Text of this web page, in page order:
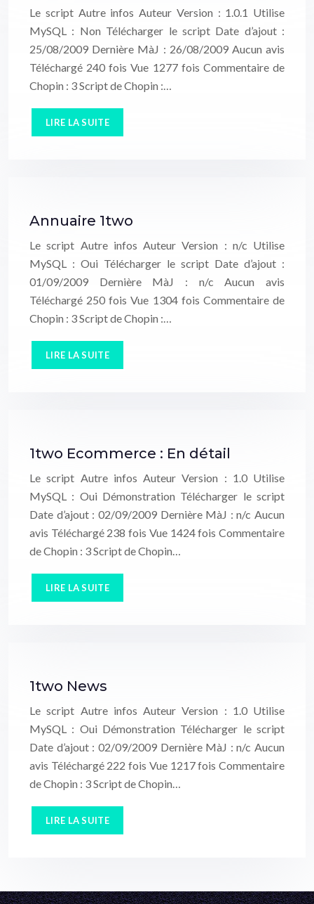
Le script Autre infos Auteur Version : 1.0.1 Utilise
MySQL : Non Télécharger le script Date d’ajout :
25/08/2009 Dernière MàJ : 26/08/2009 Aucun avis
Téléchargé 240 fois Vue 1277 fois Commentaire de
Chopin : 3 Script de Chopin :…
LIRE LA SUITE
Annuaire 1two
Le script Autre infos Auteur Version : n/c Utilise
MySQL : Oui Télécharger le script Date d’ajout :
01/09/2009 Dernière MàJ : n/c Aucun avis
Téléchargé 250 fois Vue 1304 fois Commentaire de
Chopin : 3 Script de Chopin :…
LIRE LA SUITE
1two Ecommerce : En détail
Le script Autre infos Auteur Version : 1.0 Utilise
MySQL : Oui Démonstration Télécharger le script
Date d’ajout : 02/09/2009 Dernière MàJ : n/c Aucun
avis Téléchargé 238 fois Vue 1424 fois Commentaire
de Chopin : 3 Script de Chopin…
LIRE LA SUITE
1two News
Le script Autre infos Auteur Version : 1.0 Utilise
MySQL : Oui Démonstration Télécharger le script
Date d’ajout : 02/09/2009 Dernière MàJ : n/c Aucun
avis Téléchargé 222 fois Vue 1217 fois Commentaire
de Chopin : 3 Script de Chopin…
LIRE LA SUITE